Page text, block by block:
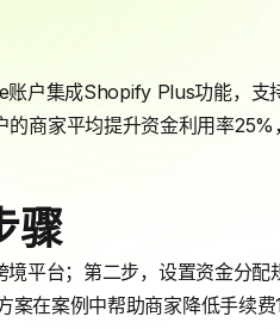
户集成Shopify Plus功能，支
商家平均提升资金利用率25%
骤
平台；第二步，设置资金分配
在案例中帮助商家降低手续费